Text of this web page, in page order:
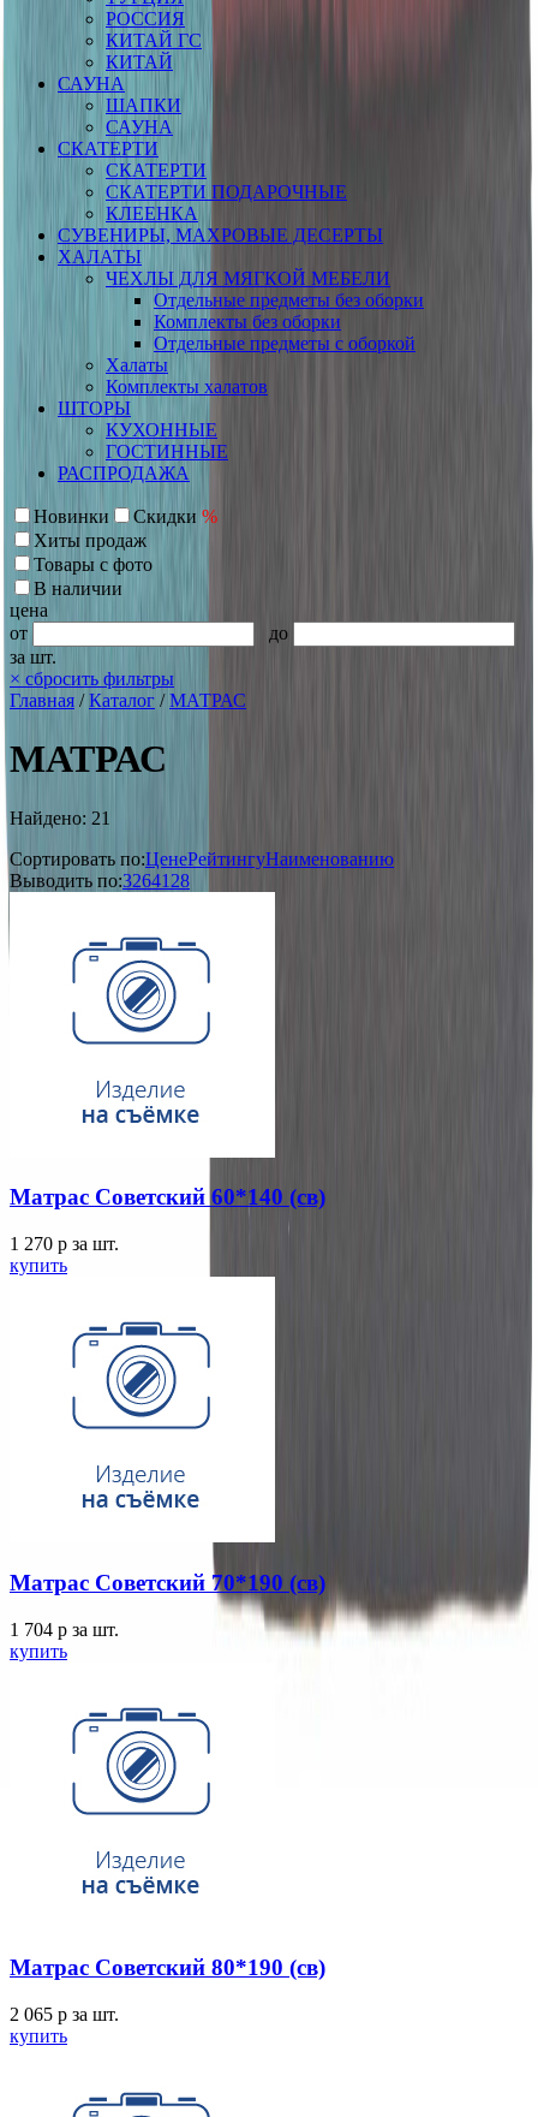
РОССИЯ
КИТАЙ ГС
КИТАЙ
САУНА
ШАПКИ
САУНА
СКАТЕРТИ
СКАТЕРТИ
СКАТЕРТИ ПОДАРОЧНЫЕ
КЛЕЕНКА
СУВЕНИРЫ, МАХРОВЫЕ ДЕСЕРТЫ
ХАЛАТЫ
ЧЕХЛЫ ДЛЯ МЯГКОЙ МЕБЕЛИ
Отдельные предметы без оборки
Комплекты без оборки
Отдельные предметы с оборкой
Халаты
Комплекты халатов
ШТОРЫ
КУХОННЫЕ
ГОСТИННЫЕ
РАСПРОДАЖА
Новинки Скидки %
Хиты продаж
Товары с фото
В наличии
цена
от
до
за шт.
× сбросить фильтры
Главная /Каталог /МАТРАС
МАТРАС
Найдено: 21
Сортировать по:ЦенеРейтингуНаименованию
Выводить по:3264128
Матрас Советский 60*140 (св)
1 270 p за шт.
купить
Матрас Советский 70*190 (св)
1 704 p за шт.
купить
Матрас Советский 80*190 (св)
2 065 p за шт.
купить